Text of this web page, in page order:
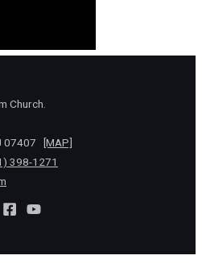
Church.
07407
[MAP]
398-1271